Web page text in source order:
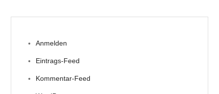
Anmelden
Eintrags-Feed
Kommentar-Feed